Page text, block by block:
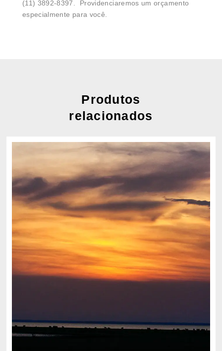
(11) 3892-8397. Providenciaremos um orçamento
especialmente para você.
Produtos
relacionados